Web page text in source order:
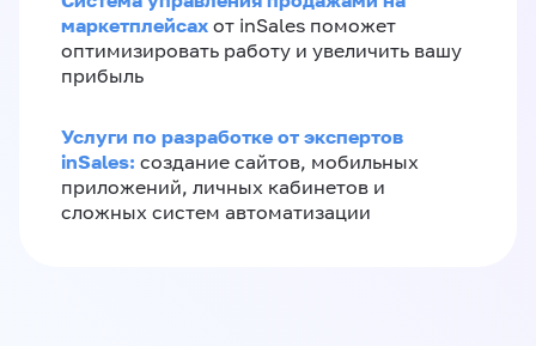
маркетплейсах от inSales поможет
оптимизировать работу и увеличить вашу
прибыль
Услуги по разработке от экспертов
inSales: создание сайтов, мобильных
приложений, личных кабинетов и
сложных систем автоматизации